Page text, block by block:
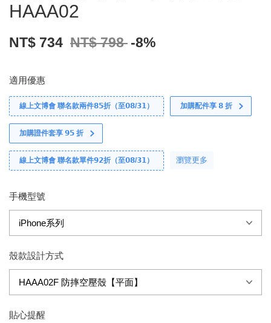
HAAA02
NT$ 734 NT$ 798 -8%
適用優惠
線上文博會 聯名款兩件𝟴𝟱折（至𝟬𝟴/𝟯𝟭） 加購配件享 𝟴 折
加購證件套享 𝟵𝟱 折
線上文博會 聯名款單件𝟵𝟮折（至𝟬𝟴/𝟯𝟭） 瀏覽更多
手機型號
殼款設計方式
貼心提醒